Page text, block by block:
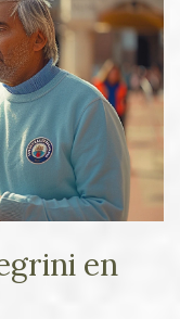
en